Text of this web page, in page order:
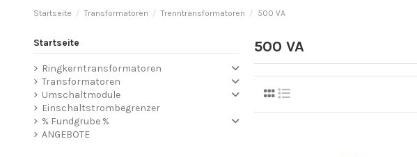
Startseite Transformatoren Trenntransformatoren 500 VA
500 VA
Startseite
Ringkerntransformatoren
Transformatoren
Umschaltmodule
Einschaltstrombegrenzer
% Fundgrube %
ANGEBOTE